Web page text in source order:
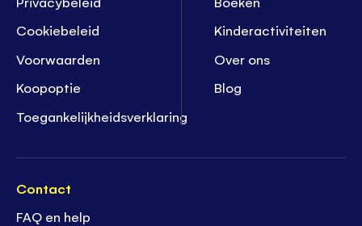
Cookiebeleid
Voorwaarden
Koopoptie
Toegankelijkheidsverklaring
Kinderactiviteiten
Over ons
Blog
Contact
FAQ en help